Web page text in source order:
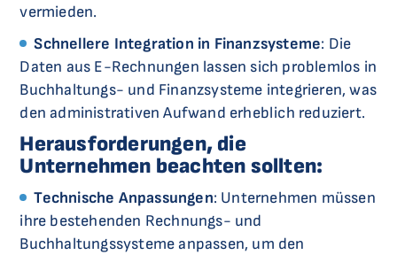
vermieden.
Schnellere Integration in Finanzsysteme: Die
Daten aus E-Rechnungen lassen sich problemlos in
Buchhaltungs- und Finanzsysteme integrieren, was
den administrativen Aufwand erheblich reduziert.
Herausforderungen, die
Unternehmen beachten sollten:
Technische Anpassungen: Unternehmen müssen
ihre bestehenden Rechnungs- und
Buchhaltungssysteme anpassen, um den